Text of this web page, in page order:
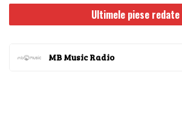
Ultimele piese redate
MB Music Radio